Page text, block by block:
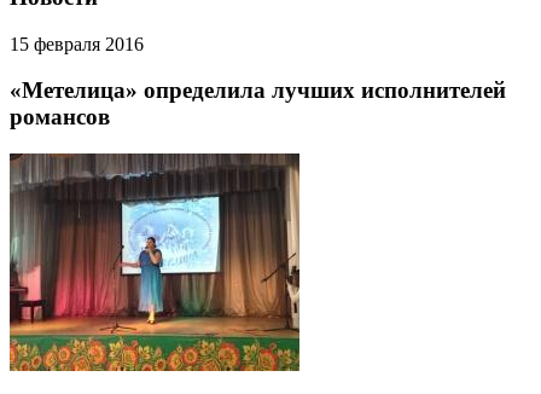
15 февраля 2016
«Метелица» определила лучших исполнителей
романсов